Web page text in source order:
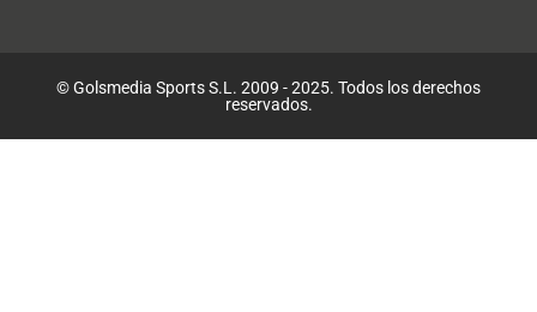
© Golsmedia Sports S.L. 2009 - 2025. Todos los derechos
reservados.